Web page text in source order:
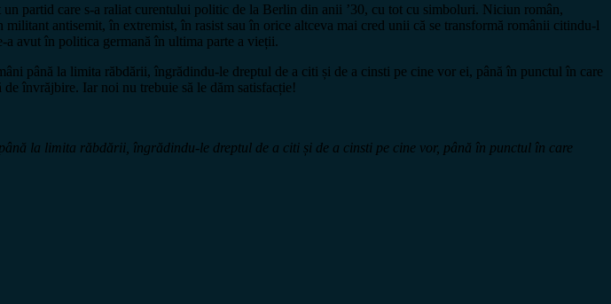
partid care s-a raliat curentului politic de la Berlin din anii ’30, cu tot cu simboluri. Niciun român,
antisemit, în extremist, în rasist sau în orice altceva mai cred unii că se transformă românii citindu-l
a avut în politica germană în ultima parte a vieții.
până la limita răbdării, îngrădindu-le dreptul de a citi și de a cinsti pe cine vor ei, până în punctul în care
învrăjbire. Iar noi nu trebuie să le dăm satisfacție!
la limita răbdării, îngrădindu-le dreptul de a citi și de a cinsti pe cine vor, până în punctul în care